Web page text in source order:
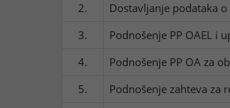
2.
Dostavljanje podataka
3.
Podnošenje PP OAEL i
4.
Podnošenje PP OA za
5.
Podnošenje zahteva za